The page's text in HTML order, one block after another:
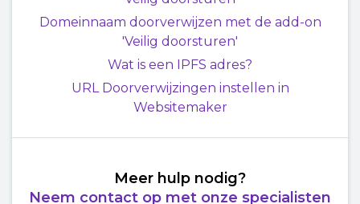
Domeinnaam doorverwijzen met de add-on
'Veilig doorsturen'
Wat is een IPFS adres?
URL Doorverwijzingen instellen in
Websitemaker
Meer hulp nodig?
Neem contact op met onze specialisten